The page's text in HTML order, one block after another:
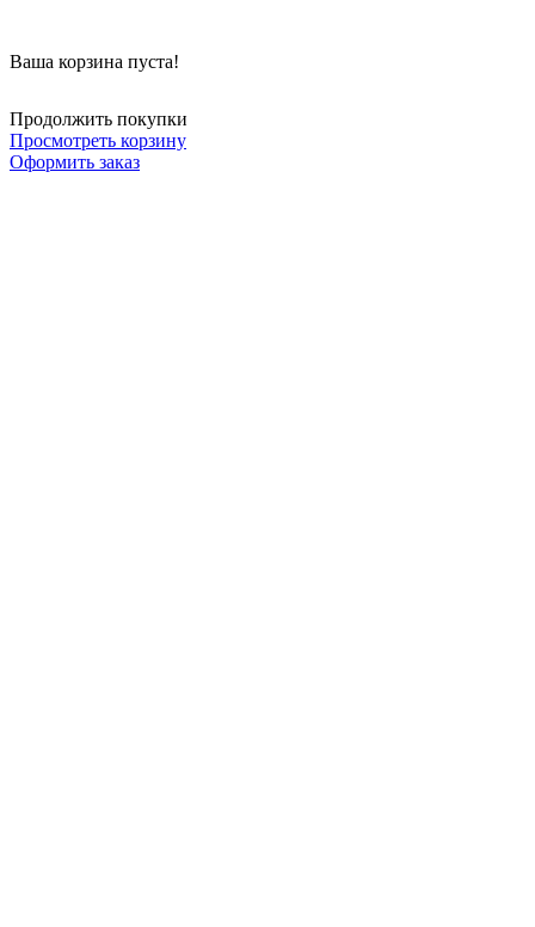
Ваша корзина пуста!
Продолжить покупки
Просмотреть корзину
Оформить заказ